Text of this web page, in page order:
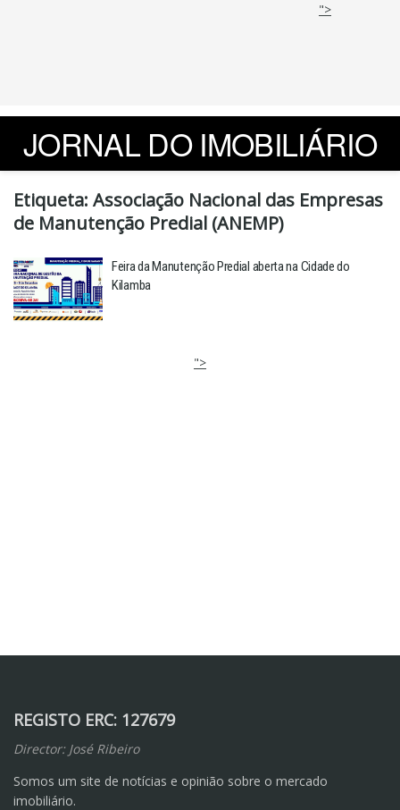
">
JORNAL DO IMOBILIÁRIO
Etiqueta: Associação Nacional das Empresas
de Manutenção Predial (ANEMP)
Feira da Manutenção Predial aberta na Cidade do
Kilamba
">
REGISTO ERC: 127679
Director: José Ribeiro
Somos um site de notícias e opinião sobre o mercado
imobiliário.